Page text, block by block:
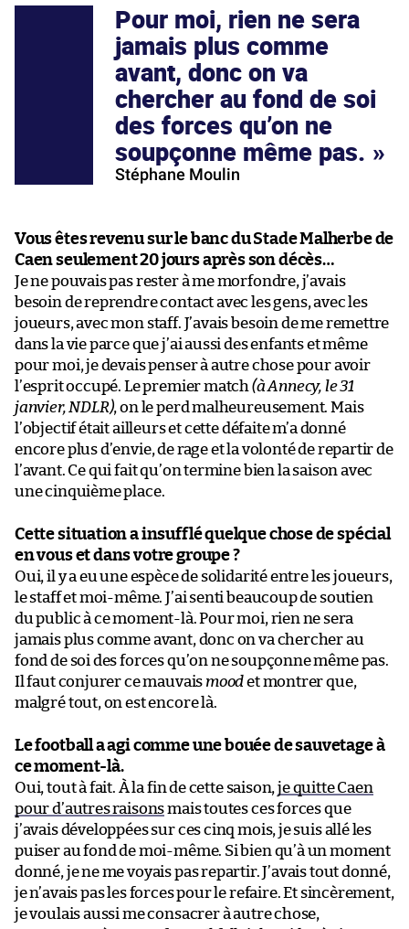
Pour moi, rien ne sera
jamais plus comme
avant, donc on va
chercher au fond de soi
des forces qu’on ne
soupçonne même pas.
Stéphane Moulin
Vous êtes revenu sur le banc du Stade Malherbe de
Caen seulement 20 jours après son décès…
Je ne pouvais pas rester à me morfondre, j’avais
besoin de reprendre contact avec les gens, avec les
joueurs, avec mon staff. J’avais besoin de me remettre
dans la vie parce que j’ai aussi des enfants et même
pour moi, je devais penser à autre chose pour avoir
l’esprit occupé. Le premier match (à Annecy, le 31
janvier, NDLR), on le perd malheureusement. Mais
l’objectif était ailleurs et cette défaite m’a donné
encore plus d’envie, de rage et la volonté de repartir de
l’avant. Ce qui fait qu’on termine bien la saison avec
une cinquième place.
Cette situation a insufflé quelque chose de spécial
en vous et dans votre groupe ?
Oui, il y a eu une espèce de solidarité entre les joueurs,
le staff et moi-même. J’ai senti beaucoup de soutien
du public à ce moment-là. Pour moi, rien ne sera
jamais plus comme avant, donc on va chercher au
fond de soi des forces qu’on ne soupçonne même pas.
Il faut conjurer ce mauvais moodet montrer que,
malgré tout, on est encore là.
Le football a agi comme une bouée de sauvetage à
ce moment-là.
Oui, tout à fait. À la fin de cette saison,je quitte Caen
pour d’autres raisonsmais toutes ces forces que
j’avais développées sur ces cinq mois, je suis allé les
puiser au fond de moi-même. Si bien qu’à un moment
donné, je ne me voyais pas repartir. J’avais tout donné,
je n’avais pas les forces pour le refaire. Et sincèrement,
je voulais aussi me consacrer à autre chose,